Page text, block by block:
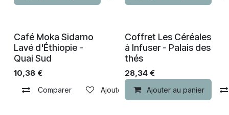
Café Moka Sidamo
Lavé d'Éthiopie -
Quai Sud
10,38 €
Comparer Ajouter à la liste de souhaits
Coffret Les Céréales
à Infuser - Palais des
thés
28,34€
Ajouter au panier